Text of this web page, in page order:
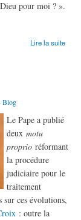
pour moi ? ».
Lire la suite
Blog
Le Pape a publié
deux motu
proprio réformant
la procédure
judiciaire pour le
traitement
sur ces évolutions,
: outre la